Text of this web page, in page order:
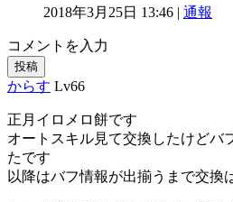
2018年3月25日 13:46 | 通報
コメントを入力
投稿
からす Lv66
正月イロメロ餅です
オートスキル見て交換したけどバ
たです
以降はバフ情報が出揃うまで交換